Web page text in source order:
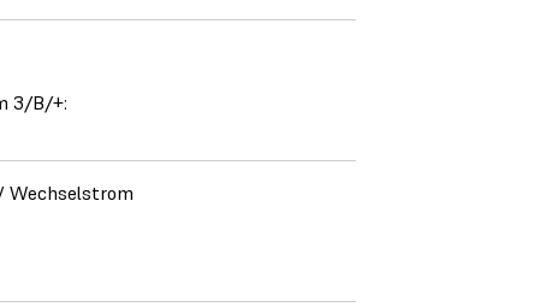
3/B/+:
Wechselstrom